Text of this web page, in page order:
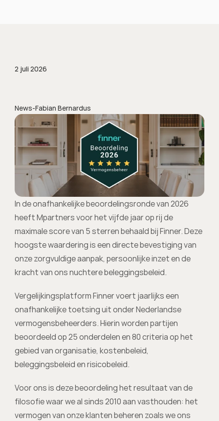
2 juli 2026
News-Fabian Bernardus
In de onafhankelijke beoordelingsronde van 2026
heeft Mpartners voor het vijfde jaar op rij de
maximale score van 5 sterren behaald bij Finner. Deze
hoogste waardering is een directe bevestiging van
onze zorgvuldige aanpak, persoonlijke inzet en de
kracht van ons nuchtere beleggingsbeleid.
Vergelijkingsplatform Finner voert jaarlijks een
onafhankelijke toetsing uit onder Nederlandse
vermogensbeheerders. Hierin worden partijen
beoordeeld op 25 onderdelen en 80 criteria op het
gebied van organisatie, kostenbeleid,
beleggingsbeleid en risicobeleid.
Voor ons is deze beoordeling het resultaat van de
filosofie waar we al sinds 2010 aan vasthouden: het
vermogen van onze klanten beheren zoals we ons